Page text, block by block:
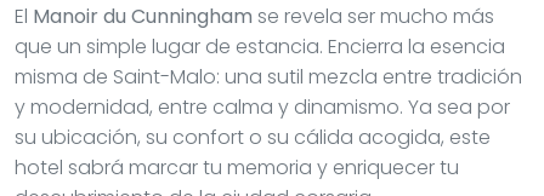
El Manoir du Cunningham se revela ser mucho más
que un simple lugar de estancia. Encierra la esencia
misma de Saint-Malo: una sutil mezcla entre tradición
y modernidad, entre calma y dinamismo. Ya sea por
su ubicación, su confort o su cálida acogida, este
hotel sabrá marcar tu memoria y enriquecer tu